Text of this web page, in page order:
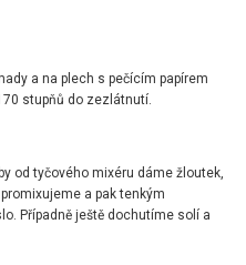
a na plech s pečícím papírem
stupňů do zezlátnutí.
od tyčového mixéru dáme žloutek,
a pak tenkým
Případně ještě dochutíme solí a